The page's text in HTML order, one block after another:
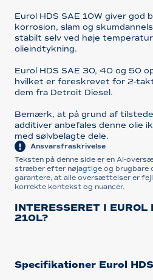
Eurol HDS SAE 10W giver god
korrosion, slam og
stabilt selv ved høje
olieindtykning.
Eurol HDS SAE 30, 40 og 50
hvilket er foreskrevet for 2-
dem fra Detroit Diesel.
Bemærk, at på grund af
additiver anbefales denne olie
med sølvbelagte dele.
Ansvarsfraskrivelse
Teksten på denne side er en AI-
stræber efter nøjagtige og brugbare
garantere, at alle oversættelser er
korrekte kontekst og nuancer.
INTERESSERET I EUROL
210L?
Specifikationer Eurol